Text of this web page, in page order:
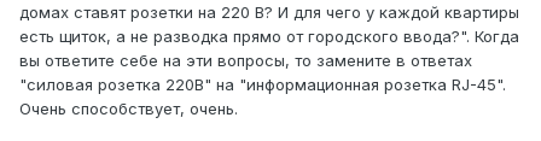
домах ставят розетки на 220 В? И для чего у каждой квартиры
есть щиток, а не разводка прямо от городского ввода?". Когда
вы ответите себе на эти вопросы, то замените в ответах
"силовая розетка 220В" на "информационная розетка RJ-45".
Очень способствует, очень.